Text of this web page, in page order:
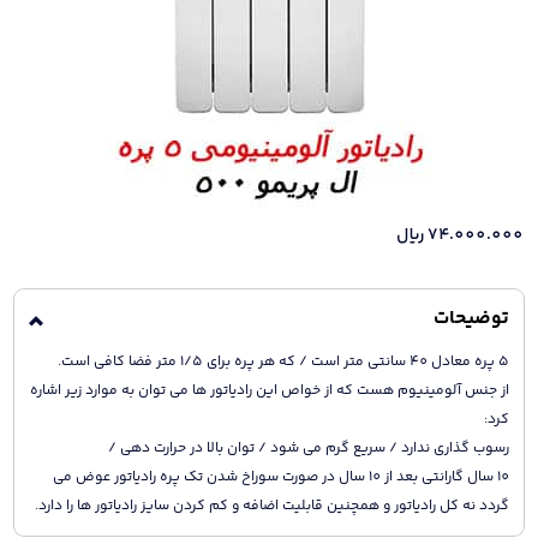
74.000.000ریال
توضیحات
5 پره معادل 40 سانتی متر است / که هر پره برای 1/5 متر فضا کافی است.
از جنس آلومینیوم هست که از خواص این رادیاتور ها می توان به موارد زیر اشاره
کرد:
رسوب گذاری ندارد / سریع گرم می شود / توان بالا در حرارت دهی /
10 سال گارانتی بعد از 10 سال در صورت سوراخ شدن تک پره رادیاتور عوض می
گردد نه کل رادیاتور و همچنین قابلیت اضافه و کم کردن سایز رادیاتور ها را دارد.